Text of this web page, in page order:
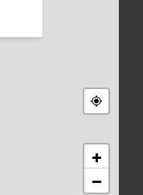
+
−